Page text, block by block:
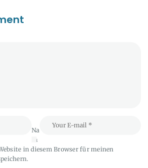
Na
m
in diesem Browser für meinen